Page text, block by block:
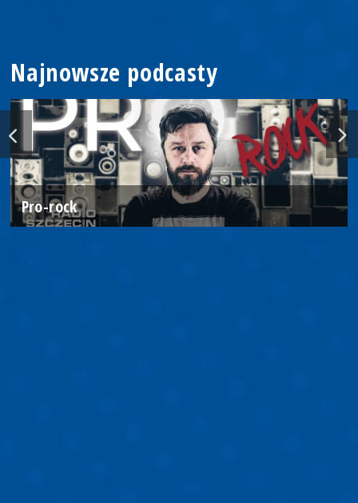
Najnowsze podcasty
Pro-rock